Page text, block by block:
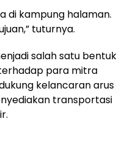
di kampung halaman.
tuturnya.
salahsatu bentuk
para mitra
kelancaranarus
transportasi